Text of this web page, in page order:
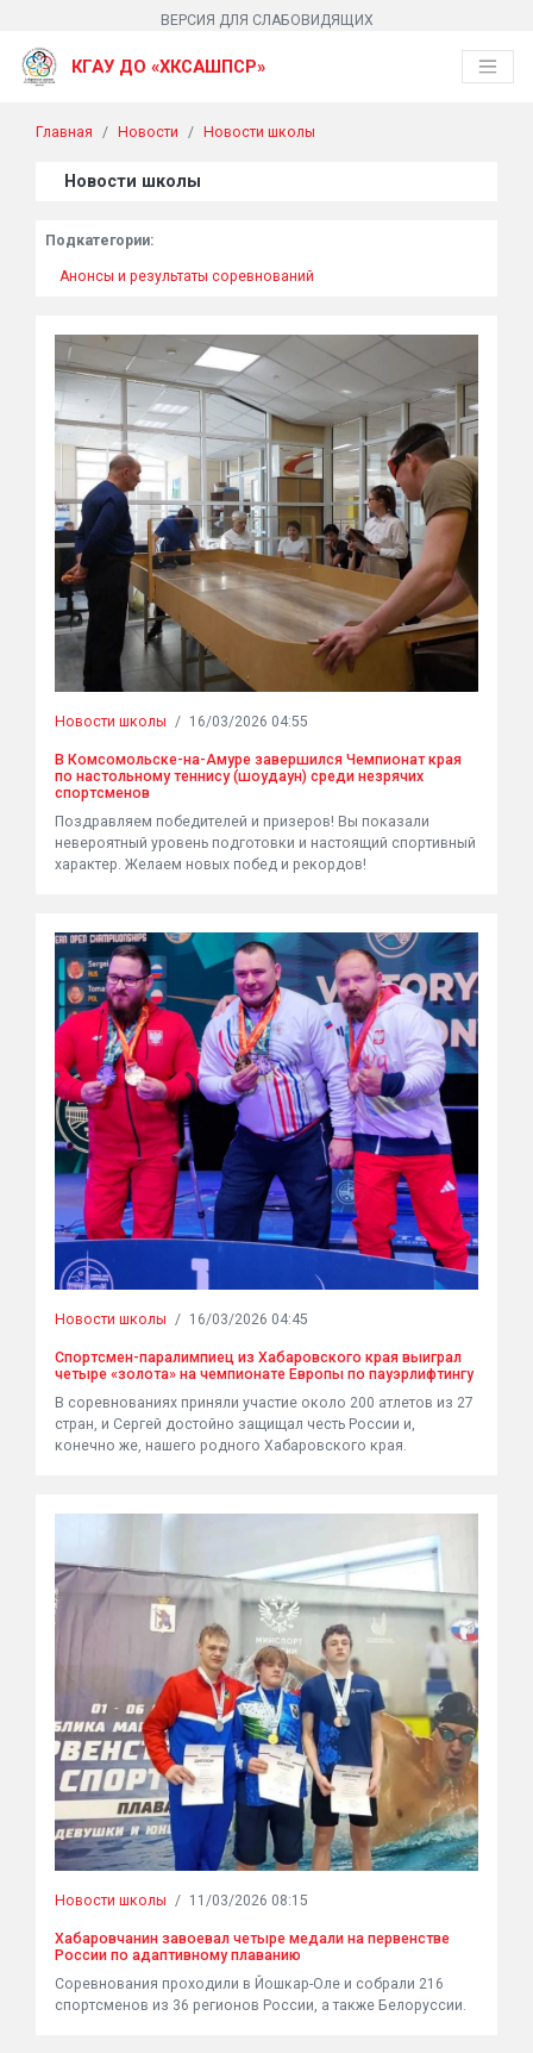
ВЕРСИЯ ДЛЯ СЛАБОВИДЯЩИХ
КГАУ ДО «ХКСАШПСР»
Главная Новости Новости школы
Новости школы
Подкатегории:
Анонсы и результаты соревнований
Новости школы / 16/03/2026 04:55
В Комсомольске-на-Амуре завершился Чемпионат края
по настольному теннису (шоудаун) среди незрячих
спортсменов
Поздравляем победителей и призеров! Вы показали
невероятный уровень подготовки и настоящий спортивный
характер. Желаем новых побед и рекордов!
Новости школы / 16/03/2026 04:45
Спортсмен-паралимпиец из Хабаровского края выиграл
четыре «золота» на чемпионате Европы по пауэрлифтингу
В соревнованиях приняли участие около 200 атлетов из 27
стран, и Сергей достойно защищал честь России и,
конечно же, нашего родного Хабаровского края.
Новости школы / 11/03/2026 08:15
Хабаровчанин завоевал четыре медали на первенстве
России по адаптивному плаванию
Соревнования проходили в Йошкар-Оле и собрали 216
спортсменов из 36 регионов России, а также Белоруссии.